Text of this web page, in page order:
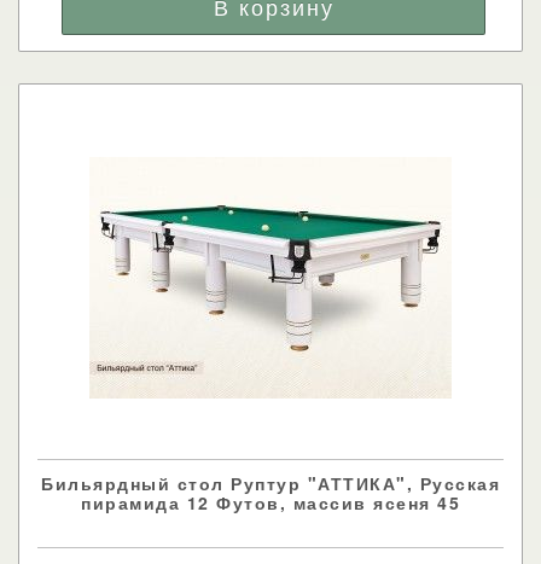
Бильярдный стол Руптур "АТТИКА", Русская
пирамида 12 Футов, массив ясеня 45